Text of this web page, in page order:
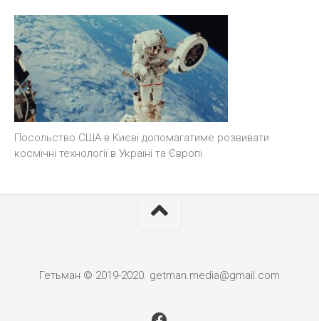
Посольство США в Києві допомагатиме розвивати
космічні технології в Україні та Європі
Гетьман © 2019-2020. getman.media@gmail.com